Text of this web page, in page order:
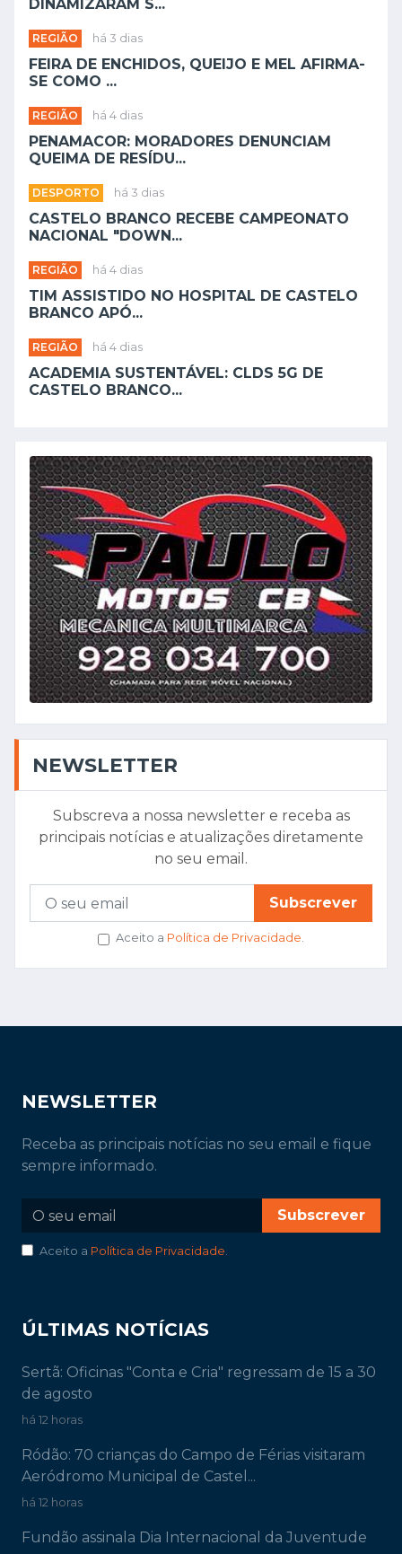
DINAMIZARAM S...
REGIÃO há 3 dias
FEIRA DE ENCHIDOS, QUEIJO E MEL AFIRMA-
SE COMO ...
REGIÃO há 4 dias
PENAMACOR: MORADORES DENUNCIAM
QUEIMA DE RESÍDU...
DESPORTO há 3 dias
CASTELO BRANCO RECEBE CAMPEONATO
NACIONAL "DOWN...
REGIÃO há 4 dias
TIM ASSISTIDO NO HOSPITAL DE CASTELO
BRANCO APÓ...
REGIÃO há 4 dias
ACADEMIA SUSTENTÁVEL: CLDS 5G DE
CASTELO BRANCO...
NEWSLETTER
Subscreva a nossa newsletter e receba as
principais notícias e atualizações diretamente
no seu email.
Subscrever
Aceito a Política de Privacidade.
NEWSLETTER
Receba as principais notícias no seu email e fique
sempre informado.
Subscrever
Aceito a Política de Privacidade.
ÚLTIMAS NOTÍCIAS
Sertã: Oficinas "Conta e Cria" regressam de 15 a 30
de agosto
há 12 horas
Ródão: 70 crianças do Campo de Férias visitaram
Aeródromo Municipal de Castel...
há 12 horas
Fundão assinala Dia Internacional da Juventude